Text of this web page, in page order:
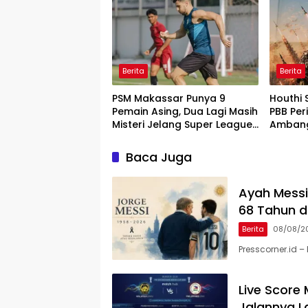
Berita
PSM Makassar Punya 9
Pemain Asing, Dua Lagi Masih
Misteri Jelang Super League
Berita
Houthi
PBB
Baca Juga
Ayah
68 Tahun
Berita 08/08/
Presscorner.id
Live Score